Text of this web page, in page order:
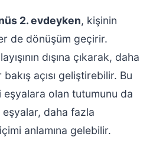
2. evdeyken, kişinin
de dönüşüm geçirir.
dışına çıkarak, daha
açısı geliştirebilir. Bu
olan tutumunu da
eşyalar, daha fazla
anlamına gelebilir.